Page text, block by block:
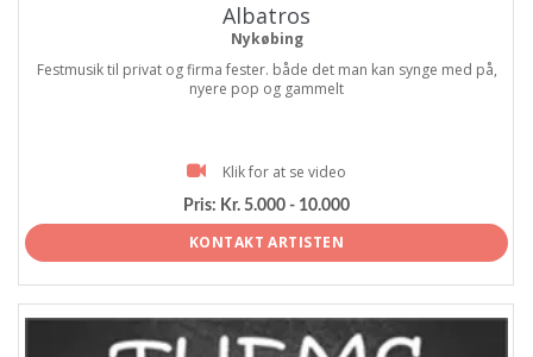
Albatros
Nykøbing
Festmusik til privat og firma fester. både det man kan synge med på,
nyere pop og gammelt
Klik for at se video
Pris: Kr. 5.000 - 10.000
KONTAKT ARTISTEN